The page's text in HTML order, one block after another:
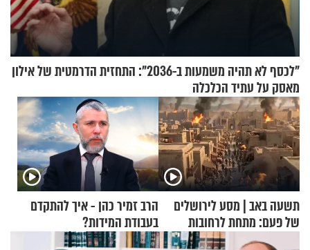
"לכסף לא תהיה משמעות ב-2036": התחזית הדרמטית של אילון
מאסק על עתיד הכלכלה
תשעה באב | מסע לירושלים
של פעם: מתחת לרחובות
ירושלים
הרב זמיר כהן - איך להתקדם
בעבודת המידות?